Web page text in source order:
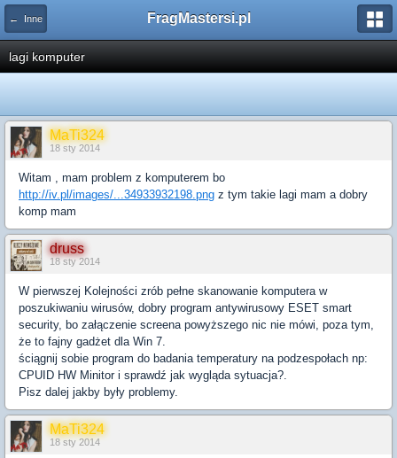
← Inne FragMastersi.pl
lagi komputer
MaTi324
18 sty 2014
Witam , mam problem z komputerem bo
http://iv.pl/images/...34933932198.png z tym takie lagi mam a dobry
komp mam
druss
18 sty 2014
W pierwszej Kolejności zrób pełne skanowanie komputera w
poszukiwaniu wirusów, dobry program antywirusowy ESET smart
security, bo załączenie screena powyższego nic nie mówi, poza tym,
że to fajny gadżet dla Win 7.
ściągnij sobie program do badania temperatury na podzespołach np:
CPUID HW Minitor i sprawdź jak wygląda sytuacja?.
Pisz dalej jakby były problemy.
MaTi324
18 sty 2014